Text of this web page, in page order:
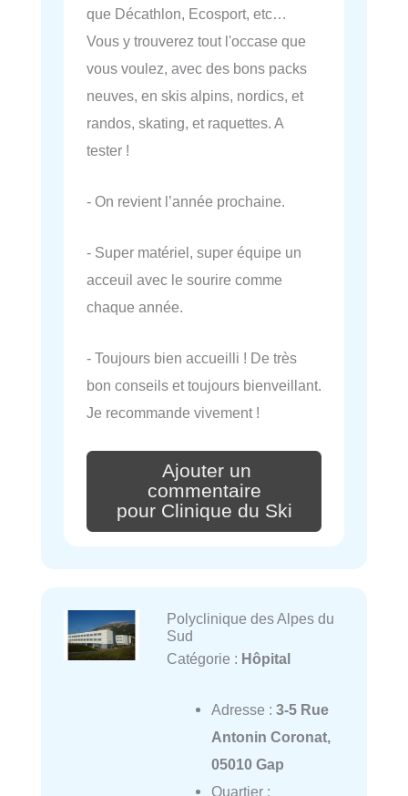
que Décathlon, Ecosport, etc…
Vous y trouverez tout l'occase que
vous voulez, avec des bons packs
neuves, en skis alpins, nordics, et
randos, skating, et raquettes. A
tester !
- On revient l’année prochaine.
- Super matériel, super équipe un
acceuil avec le sourire comme
chaque année.
- Toujours bien accueilli ! De très
bon conseils et toujours bienveillant.
Je recommande vivement !
Ajouter un
commentaire
pour Clinique du Ski
Polyclinique des Alpes du
Sud
Catégorie : Hôpital
Adresse : 3-5 Rue
Antonin Coronat,
05010 Gap
Quartier :